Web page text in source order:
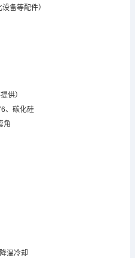
备等配件）
供）
、碳化硅
角
温冷却